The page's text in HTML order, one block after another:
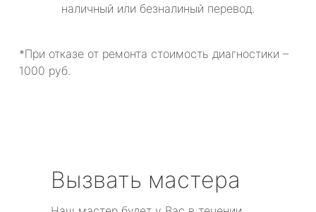
наличный или безналиный перевод.
*При отказе от ремонта стоимость диагностики –
1000 руб.
Вызвать мастера